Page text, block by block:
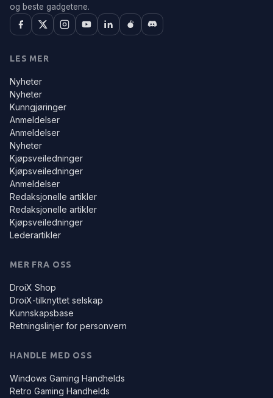
og beste gadgetene.
LES MER
Nyheter
Nyheter
Kunngjøringer
Anmeldelser
Anmeldelser
Nyheter
Kjøpsveiledninger
Kjøpsveiledninger
Anmeldelser
Redaksjonelle artikler
Redaksjonelle artikler
Kjøpsveiledninger
Lederartikler
MER FRA OSS
DroiX Shop
DroiX-tilknyttet selskap
Kunnskapsbase
Retningslinjer for personvern
HANDLE MED OSS
Windows Gaming Handhelds
Retro Gaming Handhelds